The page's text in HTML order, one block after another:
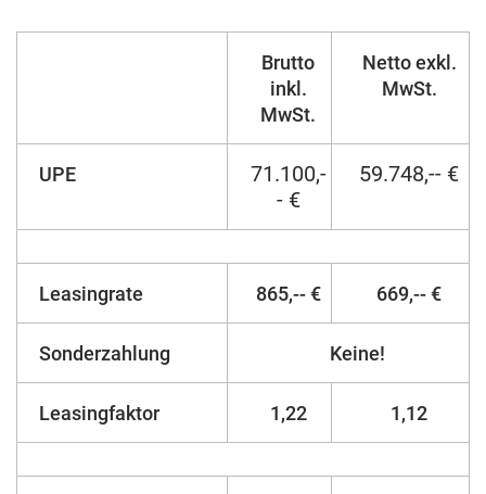
Brutto
inkl.
MwSt.
Netto exkl.
MwSt.
UPE
71.100,-
- €
59.748,-- €
Leasingrate 865,-- € 669,-- €
Sonderzahlung Keine!
Leasingfaktor 1,22 1,12